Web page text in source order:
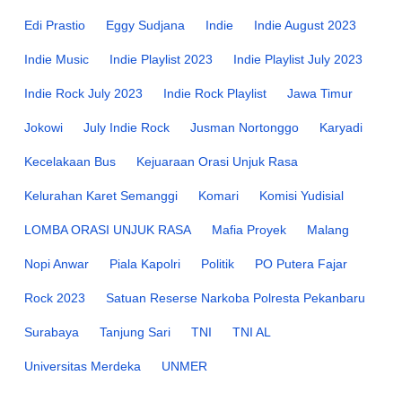
Edi Prastio Eggy Sudjana Indie Indie August 2023
Indie Music Indie Playlist 2023 Indie Playlist July 2023
Indie Rock July 2023 Indie Rock Playlist Jawa Timur
Jokowi July Indie Rock Jusman Nortonggo Karyadi
Kecelakaan Bus Kejuaraan Orasi Unjuk Rasa
Kelurahan Karet Semanggi Komari Komisi Yudisial
LOMBA ORASI UNJUK RASA Mafia Proyek Malang
Nopi Anwar Piala Kapolri Politik PO Putera Fajar
Rock 2023 Satuan Reserse Narkoba Polresta Pekanbaru
Surabaya Tanjung Sari TNI TNI AL
Universitas Merdeka UNMER